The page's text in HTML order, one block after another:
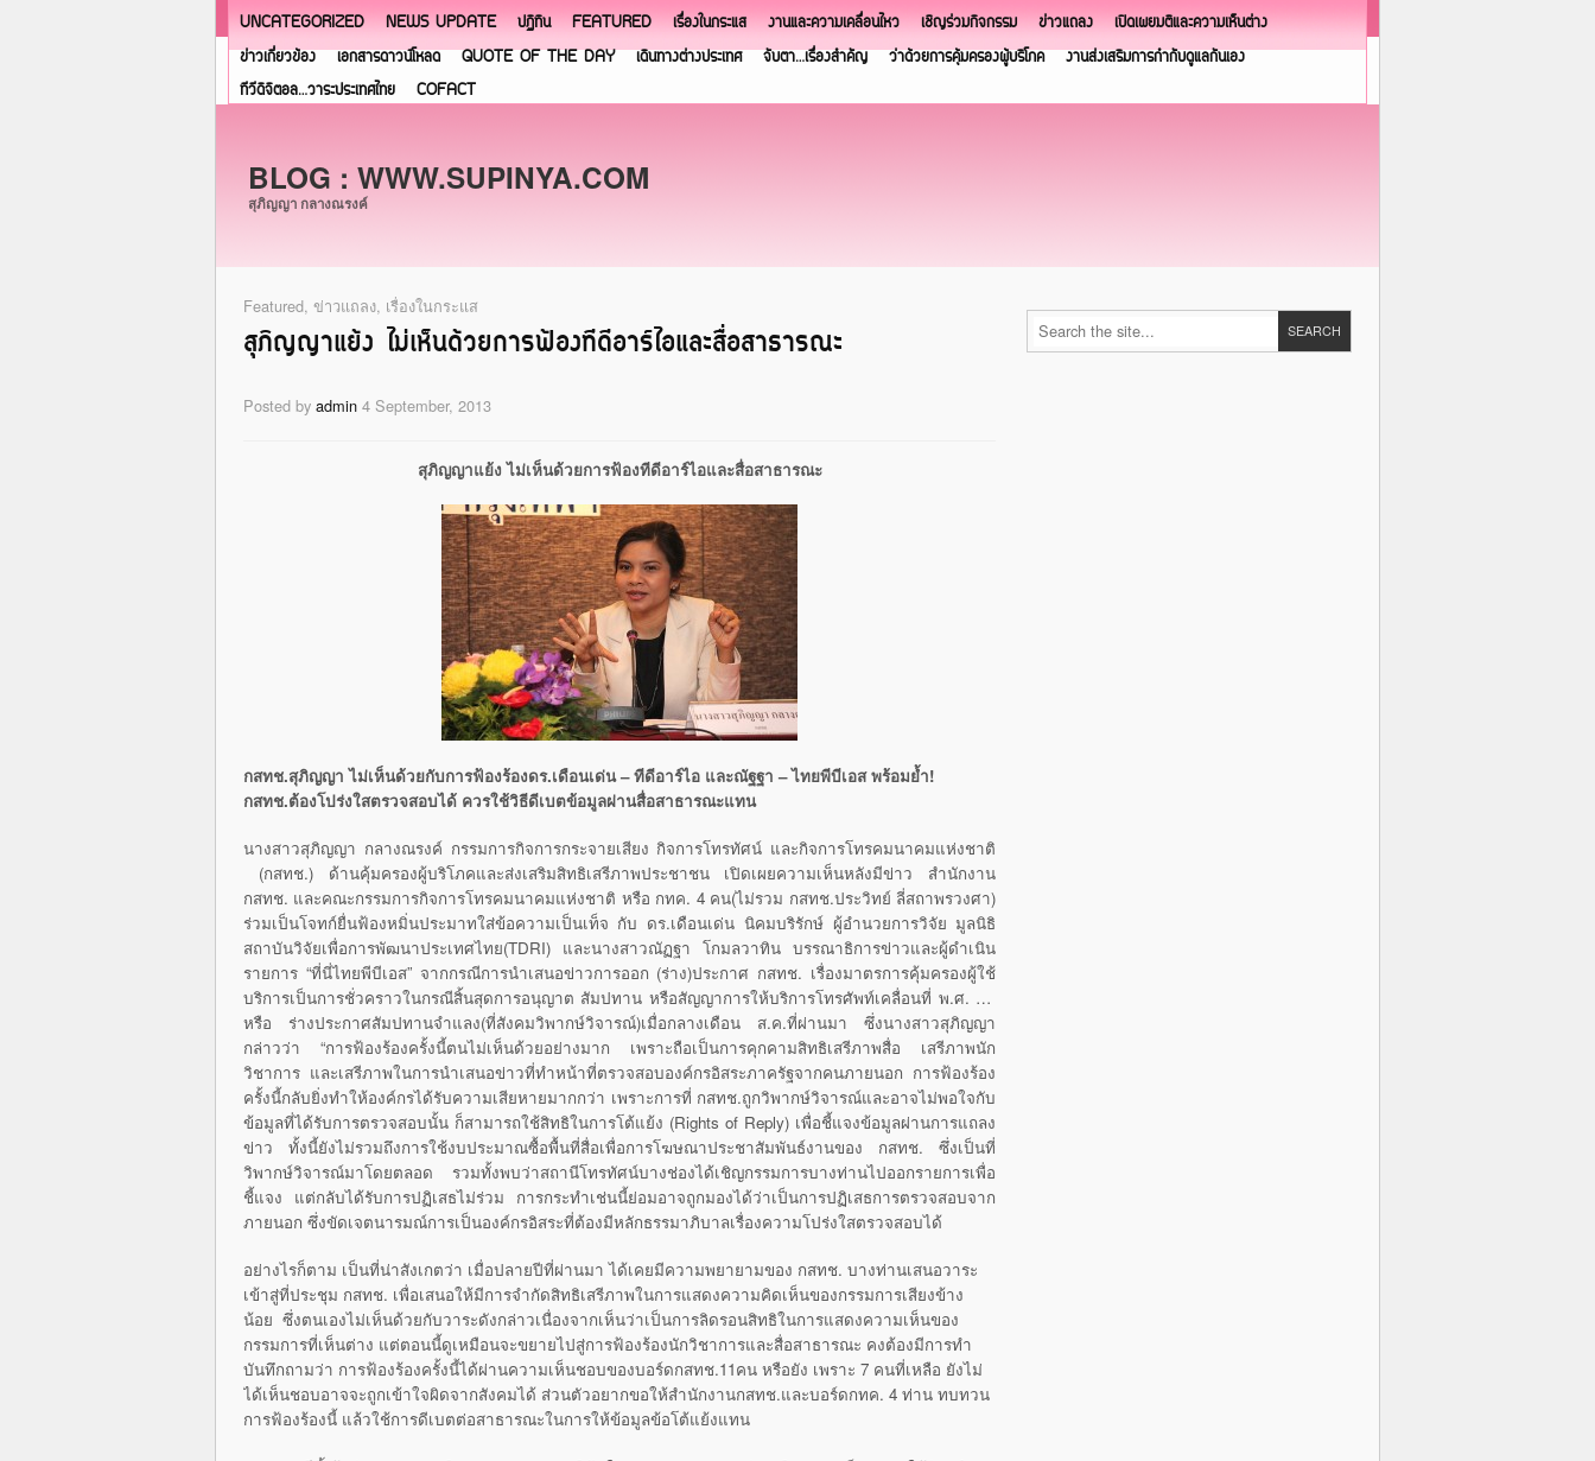
UNCATEGORIZED NEWS UPDATE ปฏิทิน FEATURED เรื่องในกระแส งานและความเคลื่อนไหว เชิญร่วมกิจกรรม ข่าวแถลง
เปิดเผยมติและความเห็นต่าง
ข่าวเกี่ยวข้อง
เอกสารดาวน์โหลด QUOTE OF THE DAY เดินทางต่างประเทศ จับตา…เรื่องสำคัญ ว่าด้วยการคุ้มครองผู้บริโภค
งานส่งเสริมการกำกับดูแลกันเอง
ทีวีดิจิตอล…วาระประเทศไทย
COFACT
BLOG : WWW.SUPINYA.COM
สุภิญญา กลางณรงค์
Featured, ข่าวแถลง, เรื่องในกระแส
สุภิญญาแย้ง ไม่เห็นด้วยการฟ้องทีดีอาร์ไอและสื่อสาธารณะ
Posted by admin 4 September, 2013
สุภิญญาแย้ง ไม่เห็นด้วยการฟ้องทีดีอาร์ไอและสื่อสาธารณะ
กสทช.สุภิญญา ไม่เห็นด้วยกับการฟ้องร้องดร.เดือนเด่น – ทีดีอาร์ไอ และณัฐฐา – ไทยพีบีเอส พร้อมย้ำ!
กสทช.ต้องโปร่งใสตรวจสอบได้ ควรใช้วิธีดีเบตข้อมูลผ่านสื่อสาธารณะแทน
นางสาวสุภิญญา กลางณรงค์ กรรมการกิจการกระจายเสียง กิจการโทรทัศน์ และกิจการโทรคมนาคมแห่งชาติ
(กสทช.) ด้านคุ้มครองผู้บริโภคและส่งเสริมสิทธิเสรีภาพประชาชน เปิดเผยความเห็นหลังมีข่าว สำนักงาน
กสทช. และคณะกรรมการกิจการโทรคมนาคมแห่งชาติ หรือ กทค. 4 คน(ไม่รวม กสทช.ประวิทย์ ลี่สถาพรวงศา)
ร่วมเป็นโจทก์ยื่นฟ้องหมิ่นประมาทใส่ข้อความเป็นเท็จ กับ ดร.เดือนเด่น นิคมบริรักษ์ ผู้อำนวยการวิจัย มูลนิธิ
สถาบันวิจัยเพื่อการพัฒนาประเทศไทย(TDRI) และนางสาวณัฏฐา โกมลวาทิน บรรณาธิการข่าวและผู้ดำเนิน
รายการ “ที่นี่ไทยพีบีเอส” จากกรณีการนำเสนอข่าวการออก (ร่าง)ประกาศ กสทช. เรื่องมาตรการคุ้มครองผู้ใช้
บริการเป็นการชั่วคราวในกรณีสิ้นสุดการอนุญาต สัมปทาน หรือสัญญาการให้บริการโทรศัพท์เคลื่อนที่ พ.ศ. …
หรือ ร่างประกาศสัมปทานจำแลง(ที่สังคมวิพากษ์วิจารณ์)เมื่อกลางเดือน ส.ค.ที่ผ่านมา ซึ่งนางสาวสุภิญญา
กล่าวว่า “การฟ้องร้องครั้งนี้ตนไม่เห็นด้วยอย่างมาก เพราะถือเป็นการคุกคามสิทธิเสรีภาพสื่อ เสรีภาพนัก
วิชาการ และเสรีภาพในการนำเสนอข่าวที่ทำหน้าที่ตรวจสอบองค์กรอิสระภาครัฐจากคนภายนอก การฟ้องร้อง
ครั้งนี้กลับยิ่งทำให้องค์กรได้รับความเสียหายมากกว่า เพราะการที่ กสทช.ถูกวิพากษ์วิจารณ์และอาจไม่พอใจกับ
ข้อมูลที่ได้รับการตรวจสอบนั้น ก็สามารถใช้สิทธิในการโต้แย้ง (Rights of Reply) เพื่อชี้แจงข้อมูลผ่านการแถลง
ข่าว ทั้งนี้ยังไม่รวมถึงการใช้งบประมาณซื้อพื้นที่สื่อเพื่อการโฆษณาประชาสัมพันธ์งานของ กสทช. ซึ่งเป็นที่
วิพากษ์วิจารณ์มาโดยตลอด รวมทั้งพบว่าสถานีโทรทัศน์บางช่องได้เชิญกรรมการบางท่านไปออกรายการเพื่อ
ชี้แจง แต่กลับได้รับการปฏิเสธไม่ร่วม การกระทำเช่นนี้ย่อมอาจถูกมองได้ว่าเป็นการปฏิเสธการตรวจสอบจาก
ภายนอก ซึ่งขัดเจตนารมณ์การเป็นองค์กรอิสระที่ต้องมีหลักธรรมาภิบาลเรื่องความโปร่งใสตรวจสอบได้
อย่างไรก็ตาม เป็นที่น่าสังเกตว่า เมื่อปลายปีที่ผ่านมา ได้เคยมีความพยายามของ กสทช. บางท่านเสนอวาระ
เข้าสู่ที่ประชุม กสทช. เพื่อเสนอให้มีการจำกัดสิทธิเสรีภาพในการแสดงความคิดเห็นของกรรมการเสียงข้าง
น้อย ซึ่งตนเองไม่เห็นด้วยกับวาระดังกล่าวเนื่องจากเห็นว่าเป็นการลิดรอนสิทธิในการแสดงความเห็นของ
กรรมการที่เห็นต่าง แต่ตอนนี้ดูเหมือนจะขยายไปสู่การฟ้องร้องนักวิชาการและสื่อสาธารณะ คงต้องมีการทำ
บันทึกถามว่า การฟ้องร้องครั้งนี้ได้ผ่านความเห็นชอบของบอร์ดกสทช.11คน หรือยัง เพราะ 7 คนที่เหลือ ยังไม่
ได้เห็นชอบอาจจะถูกเข้าใจผิดจากสังคมได้ ส่วนตัวอยากขอให้สำนักงานกสทช.และบอร์ดกทค. 4 ท่าน ทบทวน
การฟ้องร้องนี้ แล้วใช้การดีเบตต่อสาธารณะในการให้ข้อมูลข้อโต้แย้งแทน